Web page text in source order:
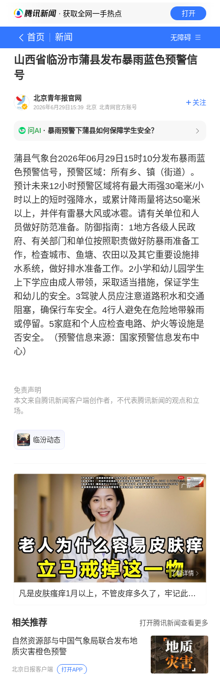
· 获取全网一手热点 打开
首页 新闻 无障碍
山西省临汾市蒲县发布暴雨蓝色预警信
号
北京青年报官网
2026年6月29日15:39 北京 北青网官方账号
关注
问AI · 暴雨预警下蒲县如何保障学生安全？
蒲县气象台2026年06月29日15时10分发布暴雨蓝
色预警信号，预警区域：所有乡、镇（街道）。
预计未来12小时预警区域将有最大雨强30毫米/小
时以上的短时强降水，或累计降雨量将达50毫米
以上，并伴有雷暴大风或冰雹。请有关单位和人
员做好防范准备。防御指南：1地方各级人民政
府、有关部门和单位按照职责做好防暴雨准备工
作，检查城市、鱼塘、农田以及其它重要设施排
水系统，做好排水准备工作。2小学和幼儿园学生
上下学应由成人带领，采取适当措施，保证学生
和幼儿的安全。3驾驶人员应注意道路积水和交通
阻塞，确保行车安全。4行人避免在危险地带躲雨
或停留。5家庭和个人应检查电路、炉火等设施是
否安全。（预警信息来源：国家预警信息发布中
心）
免责声明
本文来自腾讯新闻客户端创作者，不代表腾讯新闻的观点和立
场。
临汾动态
广告
了解详情
凡是皮肤瘙痒1月以上，不管皮痒多久了，牢记此法，快！准！狠！
相关推荐 打开腾讯新闻查看更多
自然资源部与中国气象局联合发布地
质灾害橙色预警
北京日报客户端 打开APP